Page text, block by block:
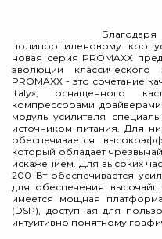
Благодаря
полипропиленовому
новая серия PROMAXX
эволюции классического
PROMAXX - это сочетание
Italy», оснащенного
компрессорами
модуль усилителя
источником питания. Для
обеспечивается
который обладает
искажением. Для высоких
200 Вт обеспечивается
для обеспечения
имеется мощная
(DSP), доступная для
интуитивно понятному